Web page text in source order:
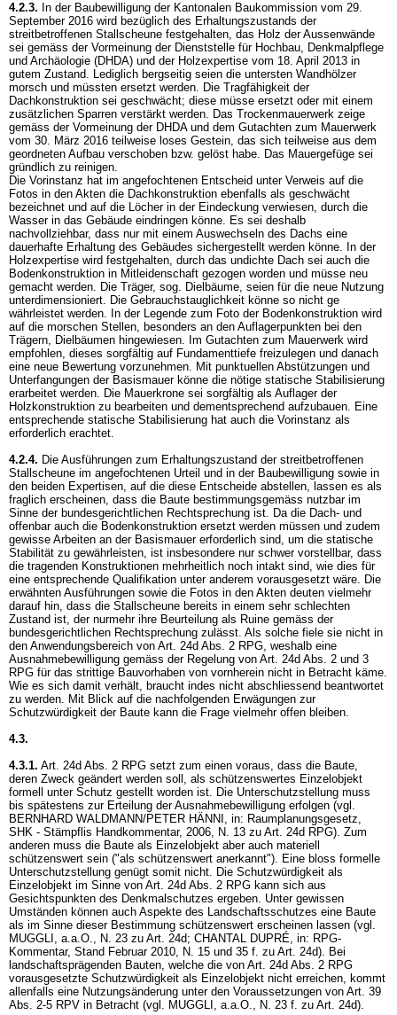
4.2.3. In der Baubewilligung der Kantonalen Baukommission vom 29.
September 2016 wird bezüglich des Erhaltungszustands der
streitbetroffenen Stallscheune festgehalten, das Holz der Aussenwände
sei gemäss der Vormeinung der Dienststelle für Hochbau, Denkmalpflege
und Archäologie (DHDA) und der Holzexpertise vom 18. April 2013 in
gutem Zustand. Lediglich bergseitig seien die untersten Wandhölzer
morsch und müssten ersetzt werden. Die Tragfähigkeit der
Dachkonstruktion sei geschwächt; diese müsse ersetzt oder mit einem
zusätzlichen Sparren verstärkt werden. Das Trockenmauerwerk zeige
gemäss der Vormeinung der DHDA und dem Gutachten zum Mauerwerk
vom 30. März 2016 teilweise loses Gestein, das sich teilweise aus dem
geordneten Aufbau verschoben bzw. gelöst habe. Das Mauergefüge sei
gründlich zu reinigen.
Die Vorinstanz hat im angefochtenen Entscheid unter Verweis auf die
Fotos in den Akten die Dachkonstruktion ebenfalls als geschwächt
bezeichnet und auf die Löcher in der Eindeckung verwiesen, durch die
Wasser in das Gebäude eindringen könne. Es sei deshalb
nachvollziehbar, dass nur mit einem Auswechseln des Dachs eine
dauerhafte Erhaltung des Gebäudes sichergestellt werden könne. In der
Holzexpertise wird festgehalten, durch das undichte Dach sei auch die
Bodenkonstruktion in Mitleidenschaft gezogen worden und müsse neu
gemacht werden. Die Träger, sog. Dielbäume, seien für die neue Nutzung
unterdimensioniert. Die Gebrauchstauglichkeit könne so nicht ge
währleistet werden. In der Legende zum Foto der Bodenkonstruktion wird
auf die morschen Stellen, besonders an den Auflagerpunkten bei den
Trägern, Dielbäumen hingewiesen. Im Gutachten zum Mauerwerk wird
empfohlen, dieses sorgfältig auf Fundamenttiefe freizulegen und danach
eine neue Bewertung vorzunehmen. Mit punktuellen Abstützungen und
Unterfangungen der Basismauer könne die nötige statische Stabilisierung
erarbeitet werden. Die Mauerkrone sei sorgfältig als Auflager der
Holzkonstruktion zu bearbeiten und dementsprechend aufzubauen. Eine
entsprechende statische Stabilisierung hat auch die Vorinstanz als
erforderlich erachtet.
4.2.4. Die Ausführungen zum Erhaltungszustand der streitbetroffenen
Stallscheune im angefochtenen Urteil und in der Baubewilligung sowie in
den beiden Expertisen, auf die diese Entscheide abstellen, lassen es als
fraglich erscheinen, dass die Baute bestimmungsgemäss nutzbar im
Sinne der bundesgerichtlichen Rechtsprechung ist. Da die Dach- und
offenbar auch die Bodenkonstruktion ersetzt werden müssen und zudem
gewisse Arbeiten an der Basismauer erforderlich sind, um die statische
Stabilität zu gewährleisten, ist insbesondere nur schwer vorstellbar, dass
die tragenden Konstruktionen mehrheitlich noch intakt sind, wie dies für
eine entsprechende Qualifikation unter anderem vorausgesetzt wäre. Die
erwähnten Ausführungen sowie die Fotos in den Akten deuten vielmehr
darauf hin, dass die Stallscheune bereits in einem sehr schlechten
Zustand ist, der nurmehr ihre Beurteilung als Ruine gemäss der
bundesgerichtlichen Rechtsprechung zulässt. Als solche fiele sie nicht in
den Anwendungsbereich von Art. 24d Abs. 2 RPG, weshalb eine
Ausnahmebewilligung gemäss der Regelung von Art. 24d Abs. 2 und 3
RPG für das strittige Bauvorhaben von vornherein nicht in Betracht käme.
Wie es sich damit verhält, braucht indes nicht abschliessend beantwortet
zu werden. Mit Blick auf die nachfolgenden Erwägungen zur
Schutzwürdigkeit der Baute kann die Frage vielmehr offen bleiben.
4.3.
4.3.1. Art. 24d Abs. 2 RPG setzt zum einen voraus, dass die Baute,
deren Zweck geändert werden soll, als schützenswertes Einzelobjekt
formell unter Schutz gestellt worden ist. Die Unterschutzstellung muss
bis spätestens zur Erteilung der Ausnahmebewilligung erfolgen (vgl.
BERNHARD WALDMANN/PETER HÄNNI, in: Raumplanungsgesetz,
SHK - Stämpflis Handkommentar, 2006, N. 13 zu Art. 24d RPG). Zum
anderen muss die Baute als Einzelobjekt aber auch materiell
schützenswert sein ("als schützenswert anerkannt"). Eine bloss formelle
Unterschutzstellung genügt somit nicht. Die Schutzwürdigkeit als
Einzelobjekt im Sinne von Art. 24d Abs. 2 RPG kann sich aus
Gesichtspunkten des Denkmalschutzes ergeben. Unter gewissen
Umständen können auch Aspekte des Landschaftsschutzes eine Baute
als im Sinne dieser Bestimmung schützenswert erscheinen lassen (vgl.
MUGGLI, a.a.O., N. 23 zu Art. 24d; CHANTAL DUPRÉ, in: RPG-
Kommentar, Stand Februar 2010, N. 15 und 35 f. zu Art. 24d). Bei
landschaftsprägenden Bauten, welche die von Art. 24d Abs. 2 RPG
vorausgesetzte Schutzwürdigkeit als Einzelobjekt nicht erreichen, kommt
allenfalls eine Nutzungsänderung unter den Voraussetzungen von Art. 39
Abs. 2-5 RPV in Betracht (vgl. MUGGLI, a.a.O., N. 23 f. zu Art. 24d).